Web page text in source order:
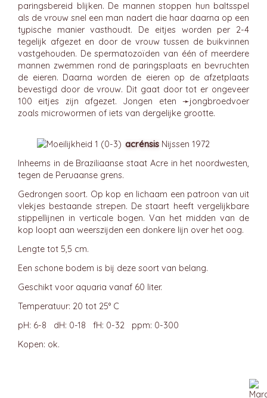
paringsbereid blijken. De mannen stoppen hun baltsspel
als de vrouw snel een man nadert die haar daarna op een
typische manier vasthoudt. De eitjes worden per 2-4
tegelijk afgezet en door de vrouw tussen de buikvinnen
vastgehouden. De spermatozoïden van één of meerdere
mannen zwemmen rond de paringsplaats en bevruchten
de eieren. Daarna worden de eieren op de afzetplaats
bevestigd door de vrouw. Dit gaat door tot er ongeveer
100 eitjes zijn afgezet. Jongen eten ➛jongbroedvoer
zoals microwormen of iets van dergelijke grootte.
acrénsis Nijssen 1972
Inheems in de Braziliaanse staat Acre in het noordwesten,
tegen de Peruaanse grens.
Gedrongen soort. Op kop en lichaam een patroon van uit
vlekjes bestaande strepen. De staart heeft vergelijkbare
stippellijnen in verticale bogen. Van het midden van de
kop loopt aan weerszijden een donkere lijn over het oog.
Lengte tot 5,5 cm.
Een schone bodem is bij deze soort van belang.
Geschikt voor aquaria vanaf 60 liter.
Temperatuur: 20 tot 25° C
pH: 6-8 dH: 0-18 fH: 0-32 ppm: 0-300
Kopen: ok.